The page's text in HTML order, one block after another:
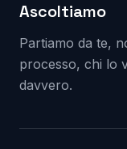
Ascoltiamo
Partiamo da te,
processo, chi lo
davvero.